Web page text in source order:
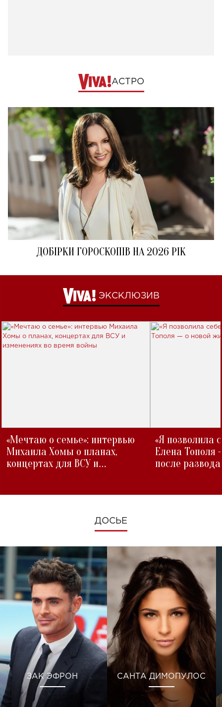
АСТРО
ДОБІРКИ ГОРОСКОПІВ НА 2026 РІК
ЭКСКЛЮЗИВ
«Мечтаю о семье»: интервью
Михаила Хомы о планах,
концертах для ВСУ и
«Я позволила
Елена Тополя
после развода
ДОСЬЕ
ЗАК ЭФРОН САНТА ДИМОПУЛОС